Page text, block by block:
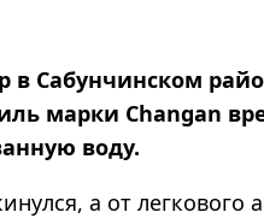
в Сабунчинском
марки Changan
воду.
а от легкового